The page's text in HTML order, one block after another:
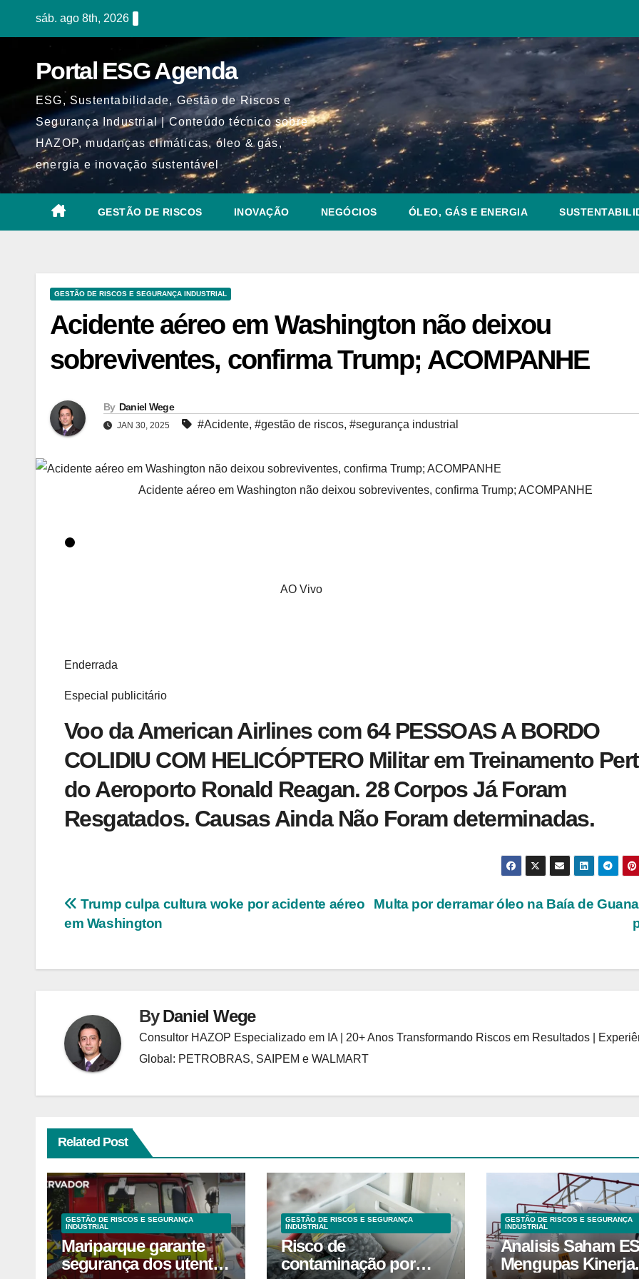
sáb. ago 8th, 2026
Portal ESG Agenda
ESG, Sustentabilidade, Gestão de Riscos e
Segurança Industrial | Conteúdo técnico sobre
HAZOP, mudanças climáticas, óleo & gás,
energia e inovação sustentável
GESTÃO DE RISCOS INOVAÇÃO NEGÓCIOS ÓLEO, GÁS E ENERGIA
GESTÃO DE RISCOS E SEGURANÇA INDUSTRIAL
Acidente aéreo em Washington não deixou
sobreviventes, confirma Trump; ACOMPANHE
By Daniel Wege
JAN 30, 2025 #Acidente, #gestão de riscos, #segurança industrial
Acidente aéreo em Washington não deixou sobreviventes, confirma Trump; ACOMPANHE
AO Vivo
Enderrada
Especial publicitário
Voo da American Airlines com 64 PESSOAS A BORDO
COLIDIU COM HELICÓPTERO Militar em Treinamento
do Aeroporto Ronald Reagan. 28 Corpos Já Foram
Resgatados. Causas Ainda Não Foram determinadas.
Navegação
Post
Multa por derramar óleo na Baía de
Trump culpa cultura woke por acidente aéreo
em Washington
ByDaniel Wege
Consultor HAZOP Especializado em IA | 20+ Anos Transformando Riscos em Resultados |
Global: PETROBRAS, SAIPEM e WALMART
Related Post
GESTÃO DE RISCOS E SEGURANÇA
INDUSTRIAL
Mariparque garante
segurança dos utentes
GESTÃO DE RISCOS E SEGURANÇA
INDUSTRIAL
Risco de
contaminação por
GESTÃO DE RISCOS E SEGURANÇA
INDUSTRIAL
Analisis Saham
Mengupas Kinerja